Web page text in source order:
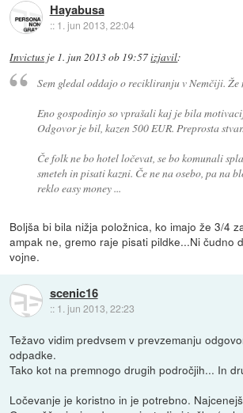
Hayabusa
:: 1. jun 2013, 22:04
Invictus je 1. jun 2013 ob 19:57izjavil:
Sem gledal oddajo o recikliranju v Nemčiji. Že
Eno gospodinjo so vprašali kaj je bila
Odgovor je bil, kazen 500 EUR. Preprosta stvar.
Če folk ne bo hotel ločevat, se bo komunali
smeteh in pisati kazni. Če ne na osebo, pa na
reklo easy money ...
Boljša bi bila nižja položnica, ko imajo že 3/4
ampak ne, gremo raje pisati pildke...Ni čudno
vojne.
scenic16
:: 1. jun 2013, 22:23
Težavo vidim predvsem v prevzemanju
odpadke.
Tako kot na premnogo drugih področjih... In
Ločevanje je koristno in je potrebno.